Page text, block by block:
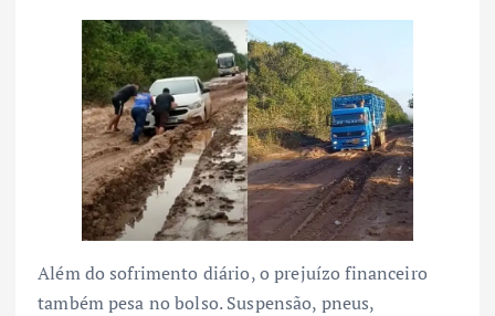
Além do sofrimento diário, o prejuízo financeiro
também pesa no bolso. Suspensão, pneus,